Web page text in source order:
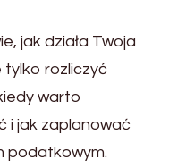
jak działa Twoja
tylko rozliczyć
warto
i jak zaplanować
podatkowym.